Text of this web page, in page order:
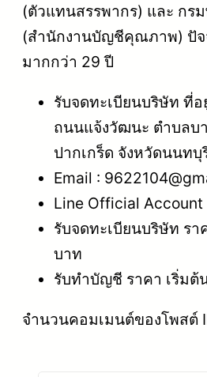
(ตัวแทนสรรพากร) และ กร
(สำนักงานบัญชีคุณภาพ) ปัจ
มากกว่า 29 ปี
รับจดทะเบียนบริษัท ที่
ถนนแจ้งวัฒนะ ตำบลบ
ปากเกร็ด จังหวัดนนทบุ
Email :
Line Official Account
รับจดทะเบียนบริษัท รา
บาท
รับทำบัญชี ราคา เริ่มต้
จำนวนคอมเมนต์ของโพสต์